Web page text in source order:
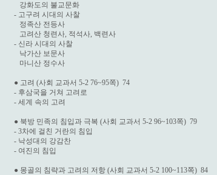
   강화도의 불교문화
- 고구려 시대의 사찰
   정족산 전등사
   고려산 청련사, 적석사, 백련사
- 신라 시대의 사찰
   낙가산 보문사
   마니산 정수사
● 고려 (사회 교과서 5-2 76~95쪽)  74
- 후삼국을 거쳐 고려로
- 세계 속의 고려
● 북방 민족의 침입과 극복 (사회 교과서 5-2 96~103쪽)  79
- 3차에 걸친 거란의 침입
- 낙성대의 강감찬
- 여진의 침입
● 몽골의 침략과 고려의 저항 (사회 교과서 5-2 100~113쪽)  84